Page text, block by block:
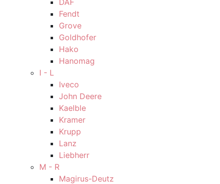
DAF
Fendt
Grove
Goldhofer
Hako
Hanomag
I - L
Iveco
John Deere
Kaelble
Kramer
Krupp
Lanz
Liebherr
M - R
Magirus-Deutz